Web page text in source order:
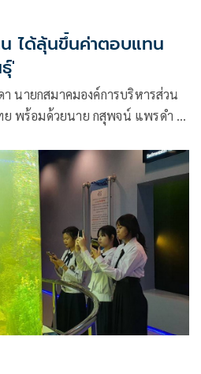
ได้ลุ้นขึ้นค่าตอบแทน
'
นายกสมาคมองค์การบริหารส่วน
พร้อมด้วยนาย กสุพจน์ แพรดำ ผู้